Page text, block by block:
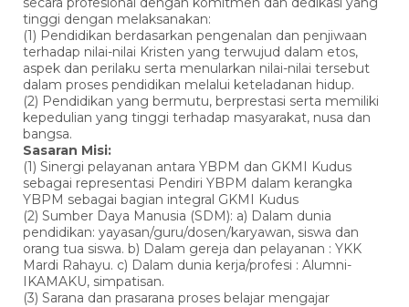
tinggi dengan melaksanakan:
(1) Pendidikan berdasarkan pengenalan dan penjiwaan
terhadap nilai-nilai Kristen yang terwujud dalam etos,
aspek dan perilaku serta menularkan nilai-nilai tersebut
dalam proses pendidikan melalui keteladanan hidup.
(2) Pendidikan yang bermutu, berprestasi serta memiliki
kepedulian yang tinggi terhadap masyarakat, nusa dan
bangsa.
Sasaran Misi:
(1) Sinergi pelayanan antara YBPM dan GKMI Kudus
sebagai representasi Pendiri YBPM dalam kerangka
YBPM sebagai bagian integral GKMI Kudus
(2) Sumber Daya Manusia (SDM): a) Dalam dunia
pendidikan: yayasan/guru/dosen/karyawan, siswa dan
orang tua siswa. b) Dalam gereja dan pelayanan : YKK
Mardi Rahayu. c) Dalam dunia kerja/profesi : Alumni-
IKAMAKU, simpatisan.
(3) Sarana dan prasarana proses belajar mengajar